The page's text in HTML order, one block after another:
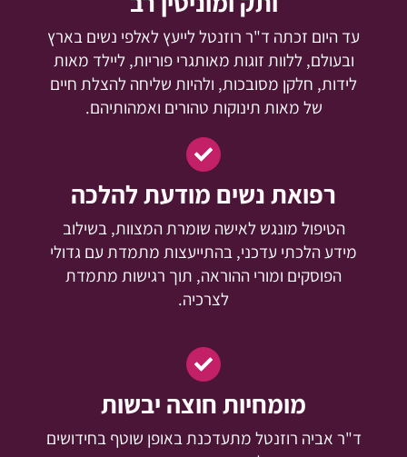
עד היום זכתה ד"ר רוזנטל לייעץ לאלפי נשים בארץ
ובעולם, ללוות זוגות מאותגרי פוריות, ליילד מאות
לידות, חלקן מסובכות, ולהיות שליחה להצלת חיים
של מאות תינוקות טהורים ואמהותיהם.
רפואת נשים מודעת להלכה
הטיפול מונגש לאישה שומרת המצוות, בשילוב
מידע הלכתי עדכני, בהתייעצות מתמדת עם גדולי
הפוסקים ומורי ההוראה, תוך רגישות מתמדת
לצרכיה.
מומחיות חוצה יבשות
ד"ר אביה רוזנטל מתעדכנת באופן שוטף בחידושים